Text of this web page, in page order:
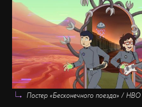
Постер «Бесконечного поезда» / HBO